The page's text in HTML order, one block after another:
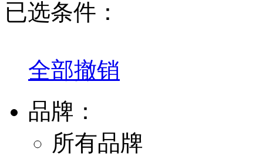
已选条件：
全部撤销
品牌：
所有品牌